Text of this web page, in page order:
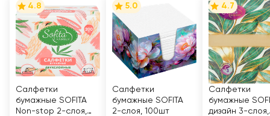
4.8
Салфетки
бумажные SOFITA
Non-stop 2-слоя,
5.0
Салфетки
бумажные SOFITA
2-слоя, 100шт
4.7
Салфетки
бумажные
дизайн 3-слоя,